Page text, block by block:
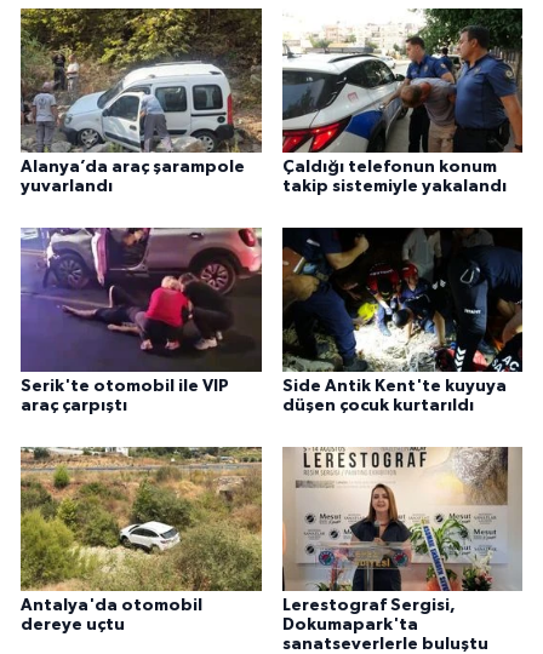
Alanya’da araç şarampole
yuvarlandı
Çaldığı telefonun konum
takip sistemiyle yakalandı
Serik'te otomobil ile VIP
araç çarpıştı
Side Antik Kent'te kuyuya
düşen çocuk kurtarıldı
Antalya'da otomobil
dereye uçtu
Lerestograf Sergisi,
Dokumapark'ta
sanatseverlerle buluştu